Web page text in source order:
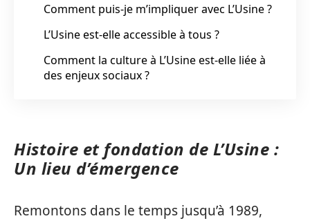
Comment puis-je m’impliquer avec L’Usine ?
L’Usine est-elle accessible à tous ?
Comment la culture à L’Usine est-elle liée à
des enjeux sociaux ?
Histoire et fondation de L’Usine :
Un lieu d’émergence
Remontons dans le temps jusqu’à 1989,